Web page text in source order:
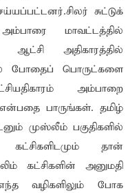
சுட்டுக்
மாவட்டத்தில்
அதிகாரத்தில்
போதைப் பொருட்களை
அம்பாறை
என்பதை பாருங்கள். தமிழ்
முஸ்லீம் பகுதிகளில்
தான்
கட்சிகளின் அனுமதி
வழிகளிலும் போக